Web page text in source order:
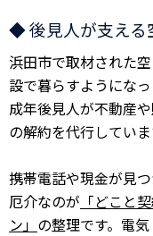
◆ 後見人が支える
浜田市で取材された
設で暮らすようにな
成年後見人が不動産
の解約を代行していま
携帯電話や現金が見
厄介なのが 「どこと
ン」 の整理です。電